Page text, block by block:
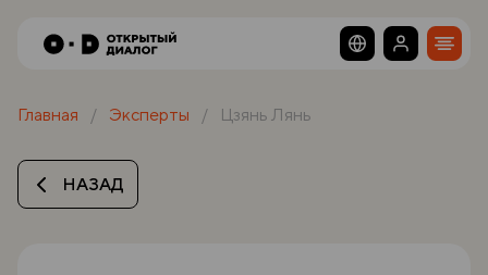
Главная Эксперты Цзянь Лянь
НАЗАД